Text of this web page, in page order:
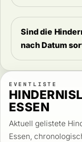
Sind die
nach Datum
EVENTLISTE
ESSEN
Aktuell gelistete
Essen,